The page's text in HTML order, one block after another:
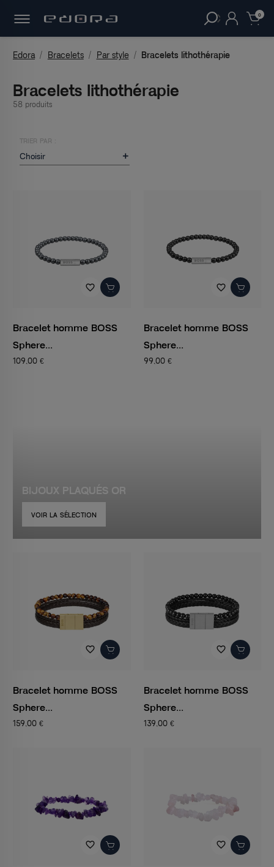
clear 0
Edora Bracelets Par style Bracelets lithothérapie
Bracelets lithothérapie
58 produits
TRIER PAR :
Choisir 
favorite_border
Bracelet homme BOSS
Sphere...
109,00 €
favorite_border
Bracelet homme BOSS
Sphere...
99,00 €
BIJOUX PLAQUÉS OR
VOIR LA SÉLECTION
favorite_border
Bracelet homme BOSS
Sphere...
159,00 €
favorite_border
Bracelet homme BOSS
Sphere...
139,00 €
favorite_border favorite_border